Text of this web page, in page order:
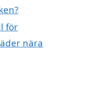
för
nära